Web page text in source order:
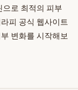
로 최적의 피부
피 공식 웹사이트
변화를 시작해보